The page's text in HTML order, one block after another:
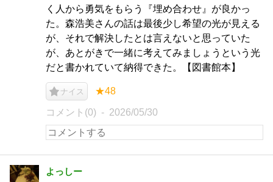
く人から勇気をもらう『埋め合わせ』が良かっ
た。森浩美さんの話は最後少し希望の光が見える
が、それで解決したとは言えないと思っていた
が、あとがきで一緒に考えてみましょうという光
だと書かれていて納得できた。【図書館本】
ナイス ★48
コメント(0) 2026/05/30
よっしー